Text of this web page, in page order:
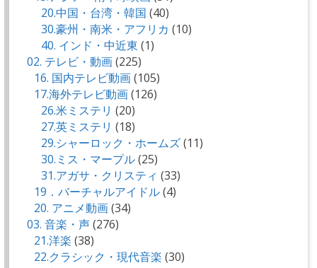
20.中国・台湾・韓国 (40)
30.豪州・南米・アフリカ (10)
40. インド・中近東 (1)
02. テレビ・動画(225)
16. 国内テレビ動画(105)
17.海外テレビ動画(126)
26.米ミステリ (20)
27.英ミステリ (18)
29.シャーロック・ホームズ(11)
30.ミス・マープル(25)
31.アガサ・クリスティ (33)
19．バーチャルアイドル(4)
20. アニメ動画(34)
03. 音楽・声(276)
21.洋楽 (38)
22.クラシック・現代音楽 (30)